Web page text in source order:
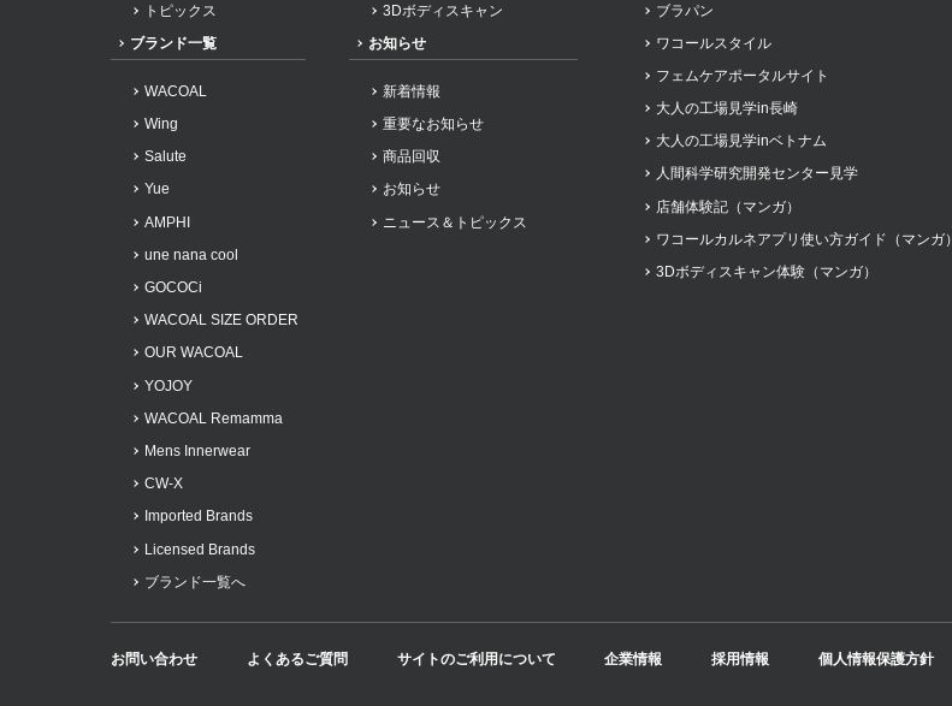
トピックス
ブランド一覧
WACOAL
Wing
Salute
Yue
AMPHI
une nana cool
GOCOCi
WACOAL SIZE ORDER
OUR WACOAL
YOJOY
WACOAL Remamma
Mens Innerwear
CW-X
Imported Brands
Licensed Brands
ブランド一覧へ
3Dボディスキャン
お知らせ
新着情報
重要なお知らせ
商品回収
お知らせ
ニュース＆トピックス
ブラパン
ワコールスタイル
フェムケアポータルサイト
大人の工場見学in長崎
大人の工場見学inベトナム
人間科学研究開発センター見学
店舗体験記（マンガ）
ワコールカルネアプリ使い方ガイド（マンガ）
3Dボディスキャン体験（マンガ）
お問い合わせ よくあるご質問 サイトのご利用について 企業情報 採用情報 個人情報保護方針